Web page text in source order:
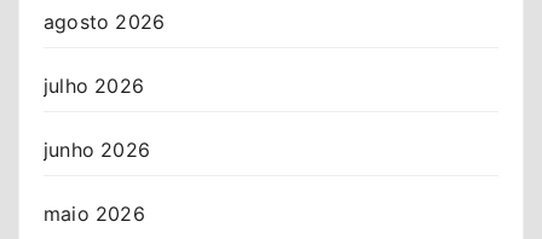
agosto 2026
julho 2026
junho 2026
maio 2026